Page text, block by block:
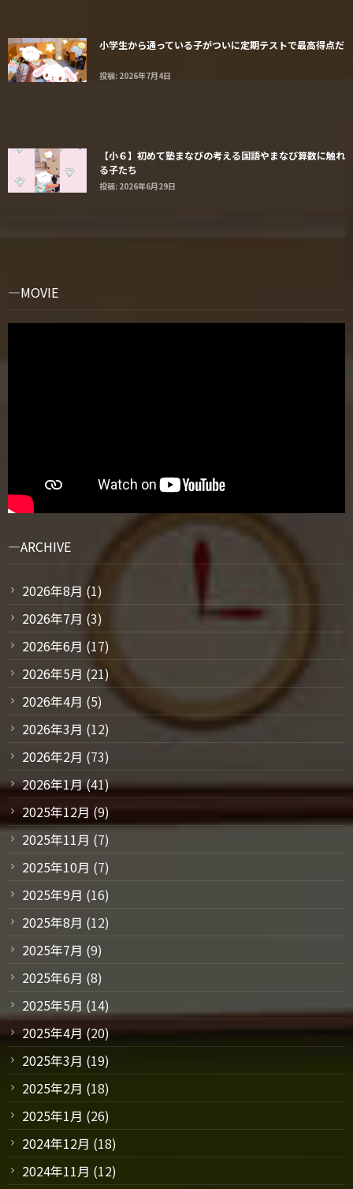
小学生から通っている子がついに定期テストで最高得点だ
投稿: 2026年7月4日
【小６】初めて塾まなびの考える国語やまなび算数に触れ
る子たち
投稿: 2026年6月29日
MOVIE
ARCHIVE
2026年8月 (1)
2026年7月 (3)
2026年6月 (17)
2026年5月 (21)
2026年4月 (5)
2026年3月 (12)
2026年2月 (73)
2026年1月(41)
2025年12月 (9)
2025年11月 (7)
2025年10月 (7)
2025年9月 (16)
2025年8月 (12)
2025年7月 (9)
2025年6月 (8)
2025年5月 (14)
2025年4月(20)
2025年3月 (19)
2025年2月 (18)
2025年1月 (26)
2024年12月 (18)
2024年11月 (12)